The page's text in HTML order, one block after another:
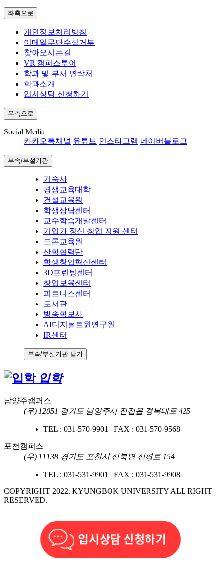
좌측으로
개인정보처리방침
이메일무단수집거부
찾아오시는길
VR 캠퍼스투어
학과 및 부서 연락처
학과소개
입시상담 신청하기
우측으로
Social Media
카카오톡채널 유튜브 인스타그램 네이버블로그
부속/부설기관
기숙사
평생교육대학
건설교육원
학생상담센터
교수학습개발센터
기업가 정신 창업 지원 센터
드론교육원
산학협력단
학생창업혁신센터
3D프린팅센터
창업보육센터
피트니스센터
도서관
방송학보사
AI디지털트윈연구원
IR센터
부속/부설기관 닫기
입학
남양주캠퍼스
(우) 12051 경기도 남양주시 진접읍 경복대로 425
TEL : 031-570-9901 FAX : 031-570-9568
포천캠퍼스
(우) 11138 경기도 포천시 신북면 신평로 154
TEL : 031-531-9901 FAX : 031-531-9908
COPYRIGHT 2022. KYUNGBOK UNIVERSITY ALL RIGHT
RESERVED.